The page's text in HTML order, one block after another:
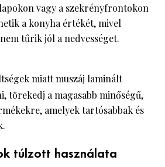
vagy a szekrényfrontokon
a konyha értékét, mivel
tűrik jól a nedvességet.
miatt muszáj laminált
törekedj a magasabb minőségű,
amelyek tartósabbak és
túlzott használata